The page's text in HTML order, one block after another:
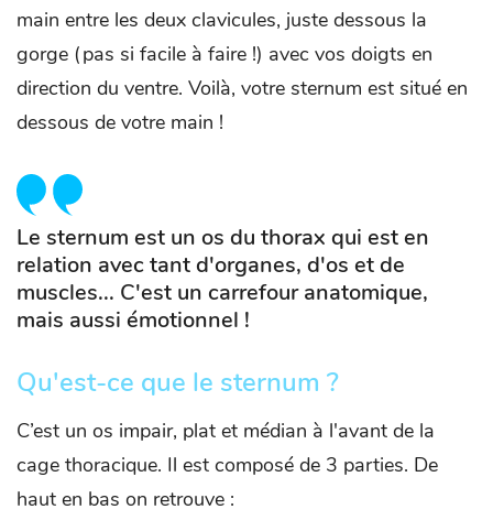
main entre les deux clavicules, juste dessous la
gorge (pas si facile à faire !) avec vos doigts en
direction du ventre. Voilà, votre sternum est situé en
dessous de votre main !
Le sternum est un os du thorax qui est en
relation avec tant d'organes, d'os et de
muscles... C'est un carrefour anatomique,
mais aussi émotionnel !
Qu'est-ce que le sternum ?
C’est un os impair, plat et médian à l'avant de la
cage thoracique. Il est composé de 3 parties. De
haut en bas on retrouve :